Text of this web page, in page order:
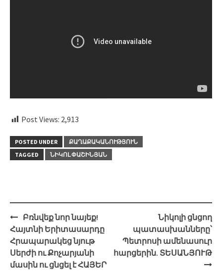
Post Views: 2,913
POSTED UNDER
ՔԱՂԱՔԱԿԱՆՈՒԹՅՈՒՆ
TAGGED
ՆԻԿՈԼ ՓԱՇԻՆՅԱՆ
Post
navigation
Բռնվեք նոր նայեք!
Հայտնի Երիտասարդը
Հրապարակեց նյութ
Սերժի ու Քոչարյանի
մասին ու ցնցել է ՀԱՅԵՐ
Նիկոլի ցնցող
պատասխանները՝
Պետրոսի ամենասուր
հարցերին. ՏԵՍԱՆՅՈՒԹ